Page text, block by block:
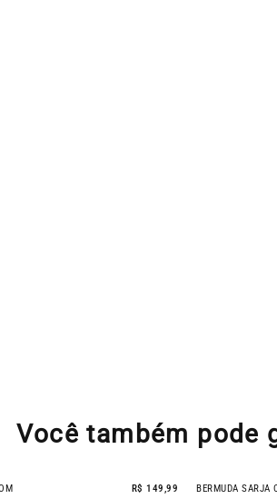
Você também pode
R$ 149,99 - 51% OFF
BERMUDA SARJA